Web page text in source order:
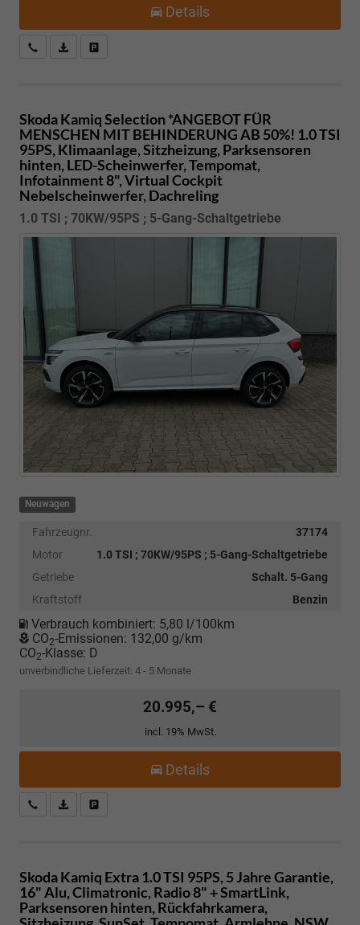
Details
Kostenloser Rückruf-Service
PDF-Datei, Fahrzeugexposé drucken
Skoda KamiqSelection *ANGEBOT FÜR
MENSCHEN MIT BEHINDERUNG AB 50%! 1.0 TSI
95PS, Klimaanlage, Sitzheizung, Parksensoren
hinten, LED-Scheinwerfer, Tempomat,
Infotainment 8", Virtual Cockpit
Nebelscheinwerfer, Dachreling
1.0 TSI ; 70KW/95PS ; 5-Gang-Schaltgetriebe
Neuwagen
Fahrzeugnr.
37174
Motor
1.0 TSI ; 70KW/95PS ; 5-Gang-Schaltgetriebe
Getriebe
Schalt. 5-Gang
Kraftstoff
Benzin
Verbrauch kombiniert: 5,80 l/100km
CO2-Emissionen: 132,00 g/km
CO2-Klasse: D
unverbindliche Lieferzeit: 4 - 5 Monate
20.995,– €
incl. 19% MwSt.
Details
Kostenloser Rückruf-Service
PDF-Datei, Fahrzeugexposé drucken
Skoda Kamiq Extra 1.0 TSI 95PS, 5 Jahre Garantie,
16" Alu, Climatronic, Radio 8" + SmartLink,
Parksensoren hinten, Rückfahrkamera,